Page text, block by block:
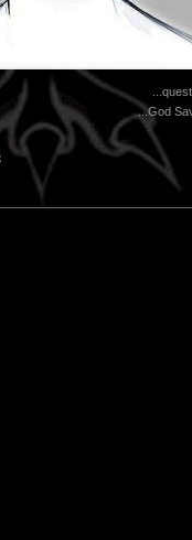
...God
...dai non perdere tempo,